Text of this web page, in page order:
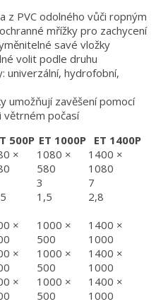
z PVC odolného vůči ropným
mřížky pro zachycení
savé vložky
volit podle druhu
univerzální, hydrofobní,
umožňují zavěšení pomocí
větrném počasí
500P ET 1000P ET 1400P
×
1080 ×
580
1400 ×
1080
3
7
1,5
2,8
×
1000 ×
500
1400 ×
1000
×
1000 ×
500
1400 ×
1000
×
1000 ×
500
1400 ×
1000